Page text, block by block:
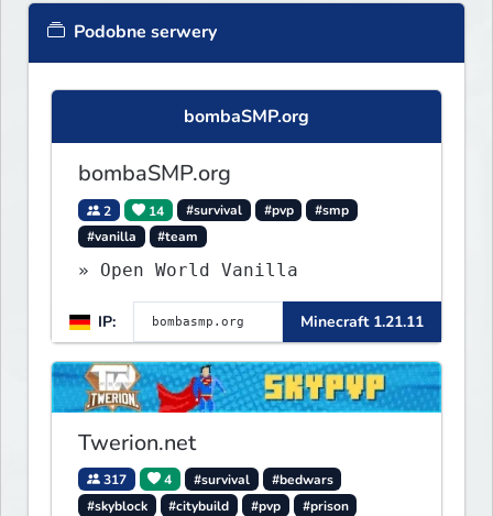
Podobne serwery
bombaSMP.org
bombaSMP.org
2 14 #survival #pvp
#smp
#vanilla
#team
» Open World Vanilla
IP: Minecraft 1.21.11
Twerion.net
317 4 #survival
#bedwars
#skyblock
#citybuild #pvp #prison